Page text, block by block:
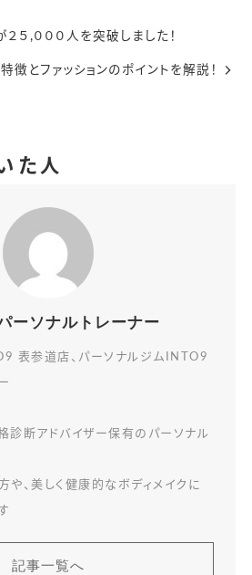
５,０００人を突破しました！
徴とファッションのポイントを解説！
た人
ーソナルトレーナー
表参道店、パーソナルジムINTO9
診断アドバイザー保有のパーソナル
や、美しく健康的なボディメイクに
記事一覧へ